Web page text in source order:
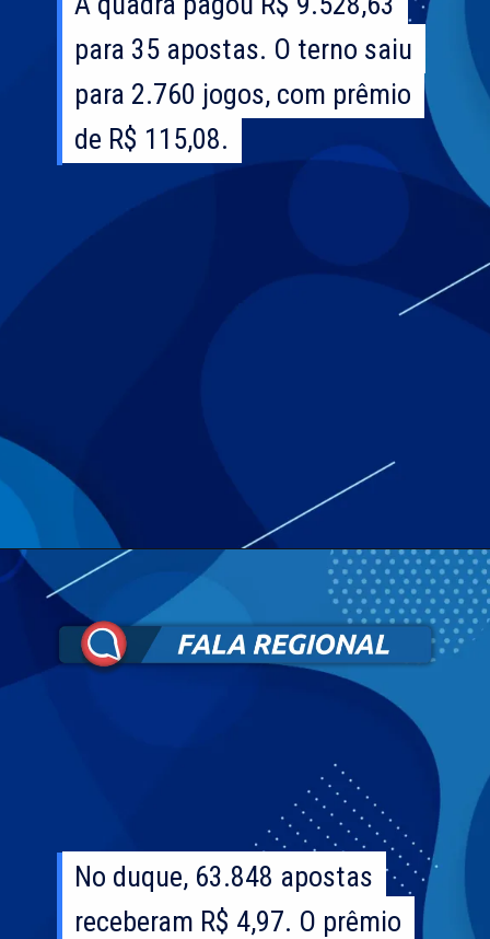
para 35 apostas. O terno saiu
para 2.760 jogos, com prêmio
de R$ 115,08.
para 35 apostas. O terno saiu
para 2.760 jogos, com prêmio
de R$ 115,08.
No duque, 63.848 apostas
receberam R$ 4,97. O prêmio
No duque, 63.848 apostas
receberam R$ 4,97. O prêmio